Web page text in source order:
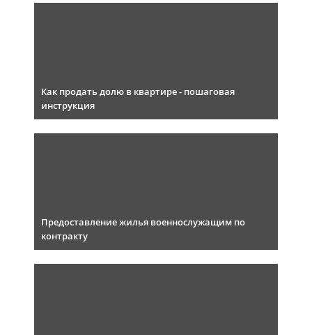
Как продать долю в квартире - пошаговая
инструкция
Предоставление жилья военнослужащим по
контракту